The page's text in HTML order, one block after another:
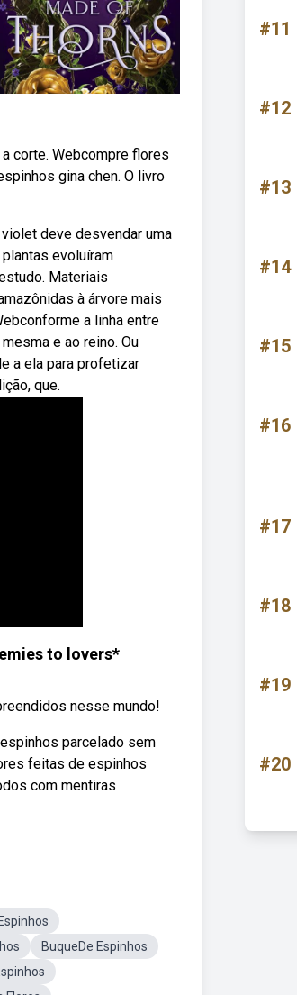
corte. Webcompre flores
gina chen. O livro
deve desvendar uma
evoluíram
Materiais
à árvore mais
a linha entre
e ao reino. Ou
a ela para profetizar
que.
to lovers*
nesse mundo!
parcelado sem
feitas de espinhos
com mentiras
BuqueDe Espinhos
#11
#12
#13
#14
#15
#16
#17
#18
#19
#20